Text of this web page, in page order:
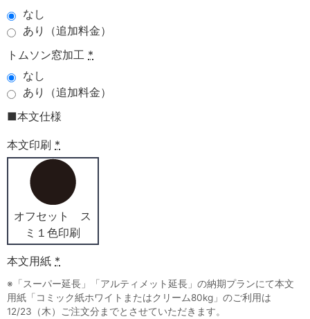
なし
あり（追加料金）
トムソン窓加工 *
なし
あり（追加料金）
■本文仕様
本文印刷 *
オフセット ス
ミ１色印刷
本文用紙 *
※「スーパー延長」「アルティメット延長」の納期プランにて本文
用紙「コミック紙ホワイトまたはクリーム80kg」のご利用は
12/23（木）ご注文分までとさせていただきます。